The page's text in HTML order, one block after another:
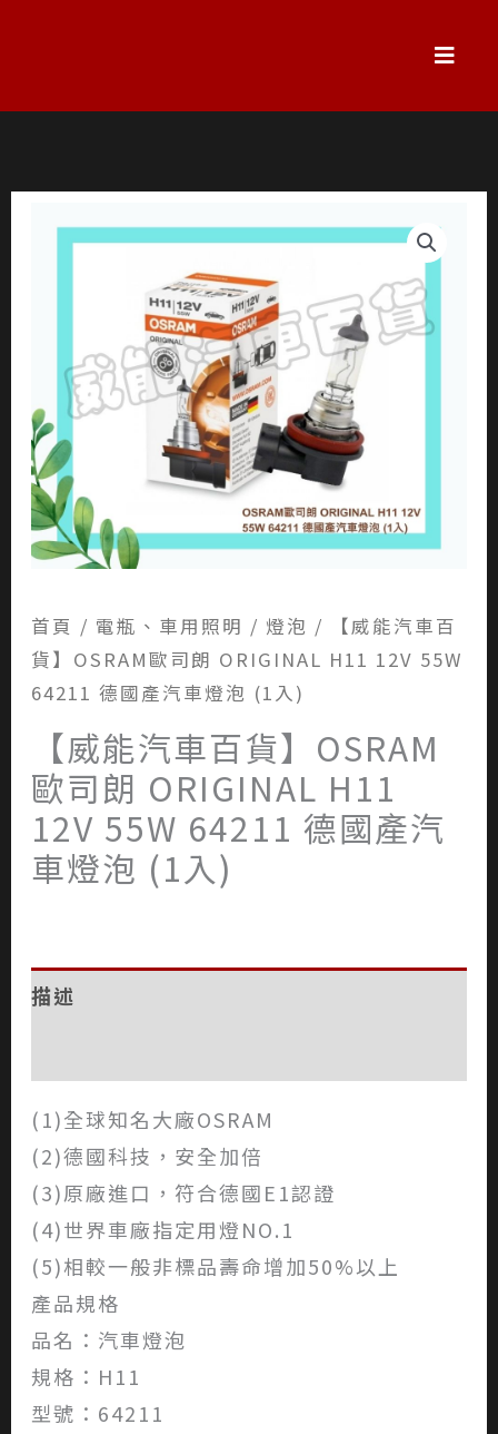
容
首頁 / 電瓶、車用照明 / 燈泡 / 【威能汽車百
貨】OSRAM歐司朗 ORIGINAL H11 12V 55W
64211 德國產汽車燈泡 (1入)
【威能汽車百貨】OSRAM
歐司朗 ORIGINAL H11
12V 55W 64211 德國產汽
車燈泡 (1入)
描述
(1)全球知名大廠OSRAM
(2)德國科技，安全加倍
(3)原廠進口，符合德國E1認證
(4)世界車廠指定用燈NO.1
(5)相較一般非標品壽命增加50%以上
產品規格
品名：汽車燈泡
規格：H11
型號：64211